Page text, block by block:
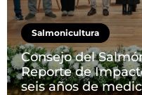
Salmonicultura
Consejo del
Reporte de
seis años de